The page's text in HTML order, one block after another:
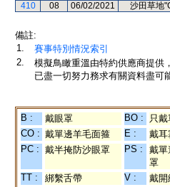
410
08 06/02/2021 沙田草地
備註:
1.
賽事特別情況索引
2.
模擬鳥瞰重溫由特約供應商提供
已盡一切努力務求有關資料盡可
B : 戴眼罩 BO : 只
CO : 戴單邊羊毛面箍 E : 戴耳
PC : 戴半掩防沙眼罩 PS :
戴單
罩
TT : 綁繫舌帶 V : 戴開